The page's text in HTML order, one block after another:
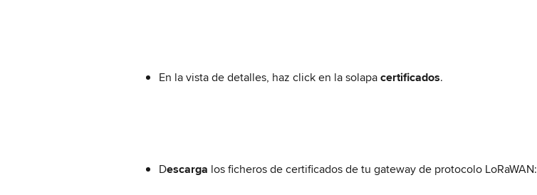
En la vista de detalles, haz click en la solapa certificados.
Descarga los ficheros de certificados de tu gateway de protocolo LoRaWAN: